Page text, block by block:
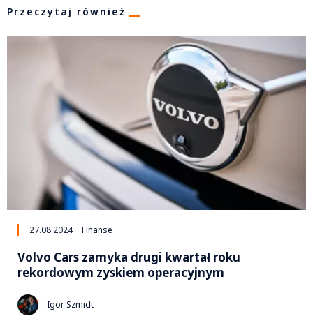
Przeczytaj również
27.08.2024 Finanse
Volvo Cars zamyka drugi kwartał roku
rekordowym zyskiem operacyjnym
Igor Szmidt